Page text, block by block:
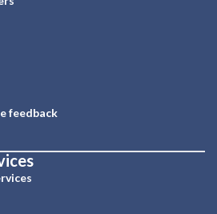
feedback